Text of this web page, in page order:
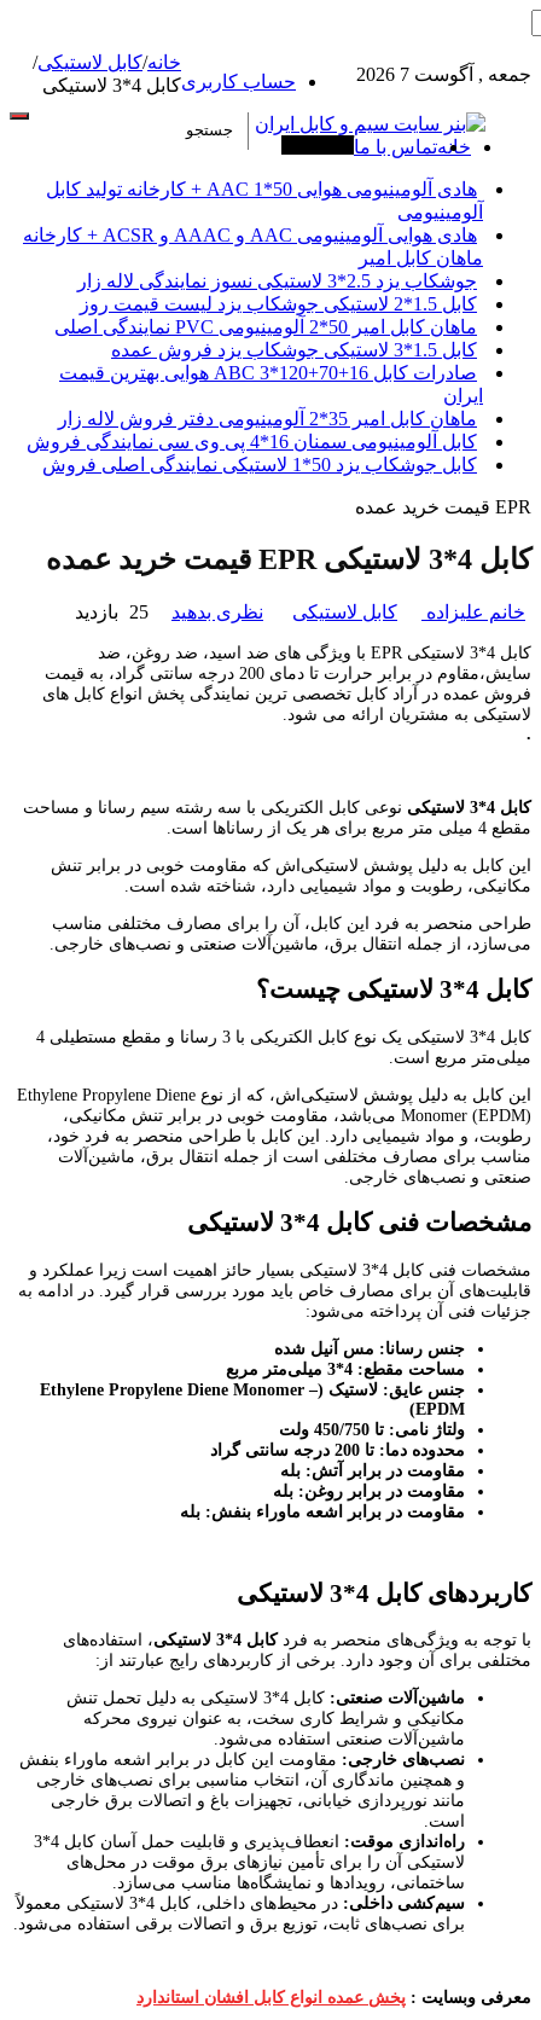
جمعه , آگوست 7 2026 حساب کاربری
خانهتماس با ما
هادی آلومینیومی هوایی 50*1 AAC + کارخانه تولید کابل
آلومینیومی
هادی هوایی آلومینیومی AAC و AAAC و ACSR + کارخانه
ماهان کابل امیر
جوشکاب یزد 2.5*3 لاستیکی نسوز نمایندگی لاله زار
کابل 1.5*2 لاستیکی جوشکاب یزد لیست قیمت روز
ماهان کابل امیر 50*2 آلومینیومی PVC نمایندگی اصلی
کابل 1.5*3 لاستیکی جوشکاب یزد فروش عمده
صادرات کابل 16+70+120*3 ABC هوایی بهترین قیمت
ایران
ماهان کابل امیر 35*2 آلومینیومی دفتر فروش لاله زار
کابل آلومینیومی سمنان 16*4 پی وی سی نمایندگی فروش
کابل جوشکاب یزد 50*1 لاستیکی نمایندگی اصلی فروش
خانه/کابل لاستیکی/
کابل 4*3 لاستیکی
EPR قیمت خرید عمده
کابل 4*3 لاستیکی EPR قیمت خرید عمده
خانم علیزاده کابل لاستیکی نظری بدهید 25 بازدید
کابل 4*3 لاستیکی EPR با ویژگی های ضد اسید، ضد روغن، ضد
سایش،مقاوم در برابر حرارت تا دمای 200 درجه سانتی گراد، به قیمت
فروش عمده در آراد کابل تخصصی ترین نمایندگی پخش انواع کابل های
لاستیکی به مشتریان ارائه می شود.
.
کابل 4*3 لاستیکی
نوعی کابل الکتریکی با سه رشته سیم رسانا و مساحت
مقطع 4 میلی ‌متر مربع برای هر یک از رساناها است.
این کابل به دلیل پوشش لاستیکی‌اش که مقاومت خوبی در برابر تنش
مکانیکی، رطوبت و مواد شیمیایی دارد، شناخته شده است.
طراحی منحصر به فرد این کابل، آن را برای مصارف مختلفی مناسب
می‌سازد، از جمله انتقال برق، ماشین‌آلات صنعتی و نصب‌های خارجی.
کابل 4*3 لاستیکی چیست؟
کابل 4*3 لاستیکی یک نوع کابل الکتریکی با 3 رسانا و مقطع مستطیلی 4
میلی‌متر مربع است.
این کابل به دلیل پوشش لاستیکی‌اش، که از نوع Ethylene Propylene Diene
Monomer (EPDM) می‌باشد، مقاومت خوبی در برابر تنش مکانیکی،
رطوبت، و مواد شیمیایی دارد. این کابل با طراحی منحصر به فرد خود،
مناسب برای مصارف مختلفی است از جمله انتقال برق، ماشین‌آلات
صنعتی و نصب‌های خارجی.
مشخصات فنی کابل 4*3 لاستیکی
مشخصات فنی کابل 4*3 لاستیکی بسیار حائز اهمیت است زیرا عملکرد و
قابلیت‌های آن برای مصارف خاص باید مورد بررسی قرار گیرد. در ادامه به
جزئیات فنی آن پرداخته می‌شود:
جنس رسانا: مس آنیل شده
مساحت مقطع: 4*3 میلی‌متر مربع
جنس عایق: لاستیک
(Ethylene Propylene Diene Monomer –
EPDM)
ولتاژ نامی: تا 450/750 ولت
محدوده دما: تا 200 درجه سانتی گراد
مقاومت در برابر آتش: بله
مقاومت در برابر روغن: بله
مقاومت در برابر اشعه ماوراء بنفش: بله
کاربردهای کابل 4*3 لاستیکی
با توجه به ویژگی‌های منحصر به فردکابل 4*3 لاستیکی
، استفاده‌های
مختلفی برای آن وجود دارد. برخی از کاربردهای رایج عبارتند از:
ماشین‌آلات صنعتی:
کابل 4*3 لاستیکی به دلیل تحمل تنش
مکانیکی و شرایط کاری سخت، به عنوان نیروی محرکه
ماشین‌آلات صنعتی استفاده می‌شود.
نصب‌های خارجی: مقاومت این کابل در برابر اشعه ماوراء بنفش
و همچنین ماندگاری آن، انتخاب مناسبی برای نصب‌های خارجی
مانند نورپردازی خیابانی، تجهیزات باغ و اتصالات برق خارجی
است.
راه‌اندازی موقت:
انعطاف‌پذیری و قابلیت حمل آسان کابل 4*3
لاستیکی آن را برای تأمین نیازهای برق موقت در محل‌های
ساختمانی، رویدادها و نمایشگاه‌ها مناسب می‌سازد.
سیم‌کشی داخلی:
در محیط‌های داخلی، کابل 4*3 لاستیکی معمولاً
برای نصب‌های ثابت، توزیع برق و اتصالات برقی استفاده می‌شود.
معرفی وبسایت : پخش عمده انواع کابل افشان استاندارد